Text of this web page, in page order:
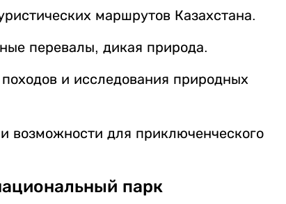
маршрутов Казахстана.
перевалы, дикая природа.
и исследования природных
возможности для приключенческого
парк